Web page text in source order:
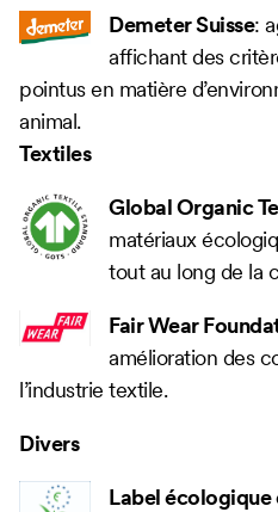
Demeter Suisse:
affichant des
pointus en matière
animal.
Textiles
Global Organic
matériaux
tout au long de la
Fair Wear
amélioration des
l’industrie textile.
Divers
Label écologique